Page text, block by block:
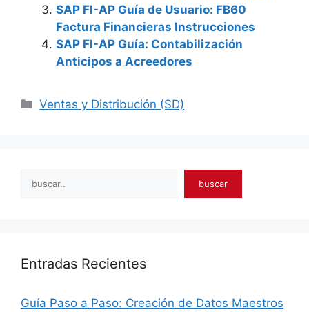
SAP FI-AP Guía de Usuario: FB60
Factura Financieras Instrucciones
SAP FI-AP Guía: Contabilización
Anticipos a Acreedores
Categories
Ventas y Distribución (SD)
Search buscar
Entradas Recientes
Guía Paso a Paso: Creación de Datos Maestros